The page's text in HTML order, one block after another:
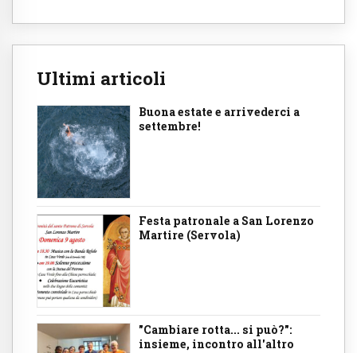
Ultimi articoli
Buona estate e arrivederci a
settembre!
Festa patronale a San Lorenzo
Martire (Servola)
"Cambiare rotta... si può?":
insieme, incontro all'altro